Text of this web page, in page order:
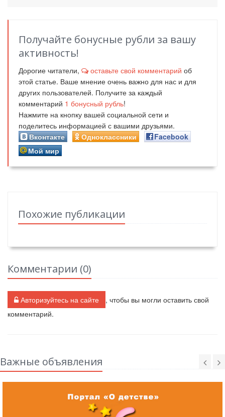
Получайте бонусные рубли за вашу
активность!
Дорогие читатели, оставьте свой комментарий об
этой статье. Ваше мнение очень важно для нас и для
других пользователей. Получите за каждый
комментарий 1 бонусный рубль!
Нажмите на кнопку вашей социальной сети и
поделитесь информацией с вашими друзьями.
Вконтакте
Одноклассники
Facebook
Мой мир
Похожие публикации
Комментарии (0)
Авторизуйтесь на сайте
, чтобы вы могли оставить свой
комментарий.
Важные объявления